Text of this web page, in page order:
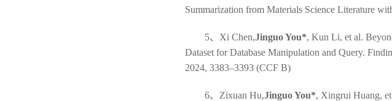
Summarization from Materials Science Literature
5、Xi Chen,Jinguo You*, Kun Li, et al.
Dataset for Database Manipulation and Query.
2024, 3383–3393 (CCF B)
6、Zixuan Hu,Jinguo You*, Xingrui Huang,